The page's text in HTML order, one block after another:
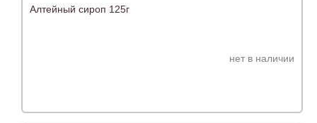
Алтейный сироп 125г
нет в наличии